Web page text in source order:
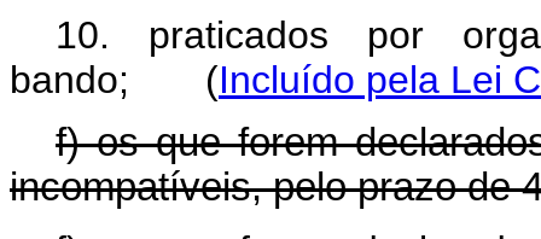
10. praticados por
bando; (Incluído pela Lei
f) os que forem
incompatíveis, pelo prazo de